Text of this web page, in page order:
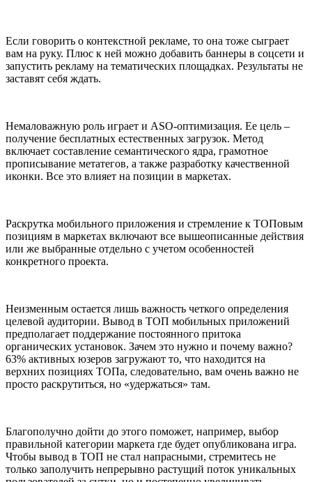
Если говорить о контекстной рекламе, то она тоже сыграет
вам на руку. Плюс к ней можно добавить баннеры в соцсети и
запустить рекламу на тематических площадках. Результаты не
заставят себя ждать.
Немаловажную роль играет и ASO-оптимизация. Ее цель –
получение бесплатных естественных загрузок. Метод
включает составление семантического ядра, грамотное
прописывание метатегов, а также разработку качественной
иконки. Все это влияет на позиции в маркетах.
Раскрутка мобильного приложения и стремление к ТОПовым
позициям в маркетах включают все вышеописанные действия
или же выбранные отдельно с учетом особенностей
конкретного проекта.
Неизменным остается лишь важность четкого определения
целевой аудитории. Вывод в ТОП мобильных приложений
предполагает поддержание постоянного притока
органических установок. Зачем это нужно и почему важно?
63% активных юзеров загружают то, что находится на
верхних позициях ТОПа, следовательно, вам очень важно не
просто раскрутиться, но «удержаться» там.
Благополучно дойти до этого поможет, например, выбор
правильной категории маркета где будет опубликована игра.
Чтобы вывод в ТОП не стал напрасными, стремитесь не
только заполучить непрерывно растущий поток уникальных